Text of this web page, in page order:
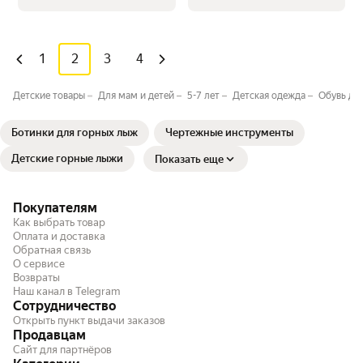
1 2 3 4
Детские товары Для мам и детей 5-7 лет Детская одежда Обувь
Ботинки для горных лыж Чертежные инструменты
Детские горные лыжи Показать еще
Покупателям
Как выбрать товар
Оплата и доставка
Обратная связь
О сервисе
Возвраты
Наш канал в Telegram
Сотрудничество
Открыть пункт выдачи заказов
Продавцам
Сайт для партнёров